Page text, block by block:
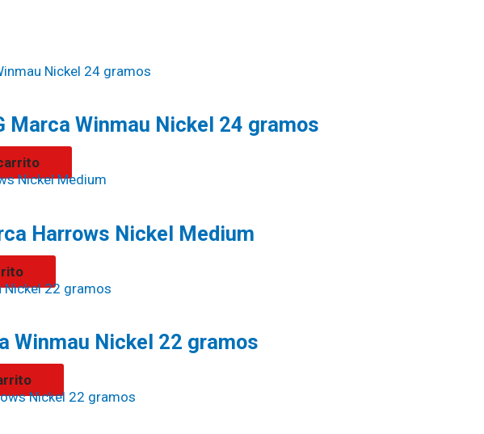
Marca Winmau Nickel 24 gramos
Harrows Nickel Medium
Winmau Nickel 22 gramos